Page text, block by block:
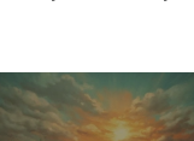
смысла